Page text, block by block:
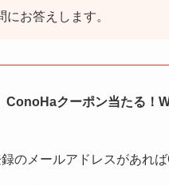
お答えします。
クーポン当たる！
のメールアドレスがあれば